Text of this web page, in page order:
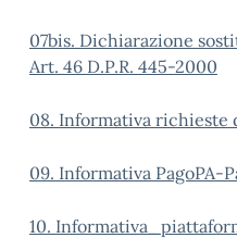
07bis. Dichiarazione
Art. 46 D.P.R. 445-2000
08. Informativa richieste
09. Informativa PagoPA-
10.